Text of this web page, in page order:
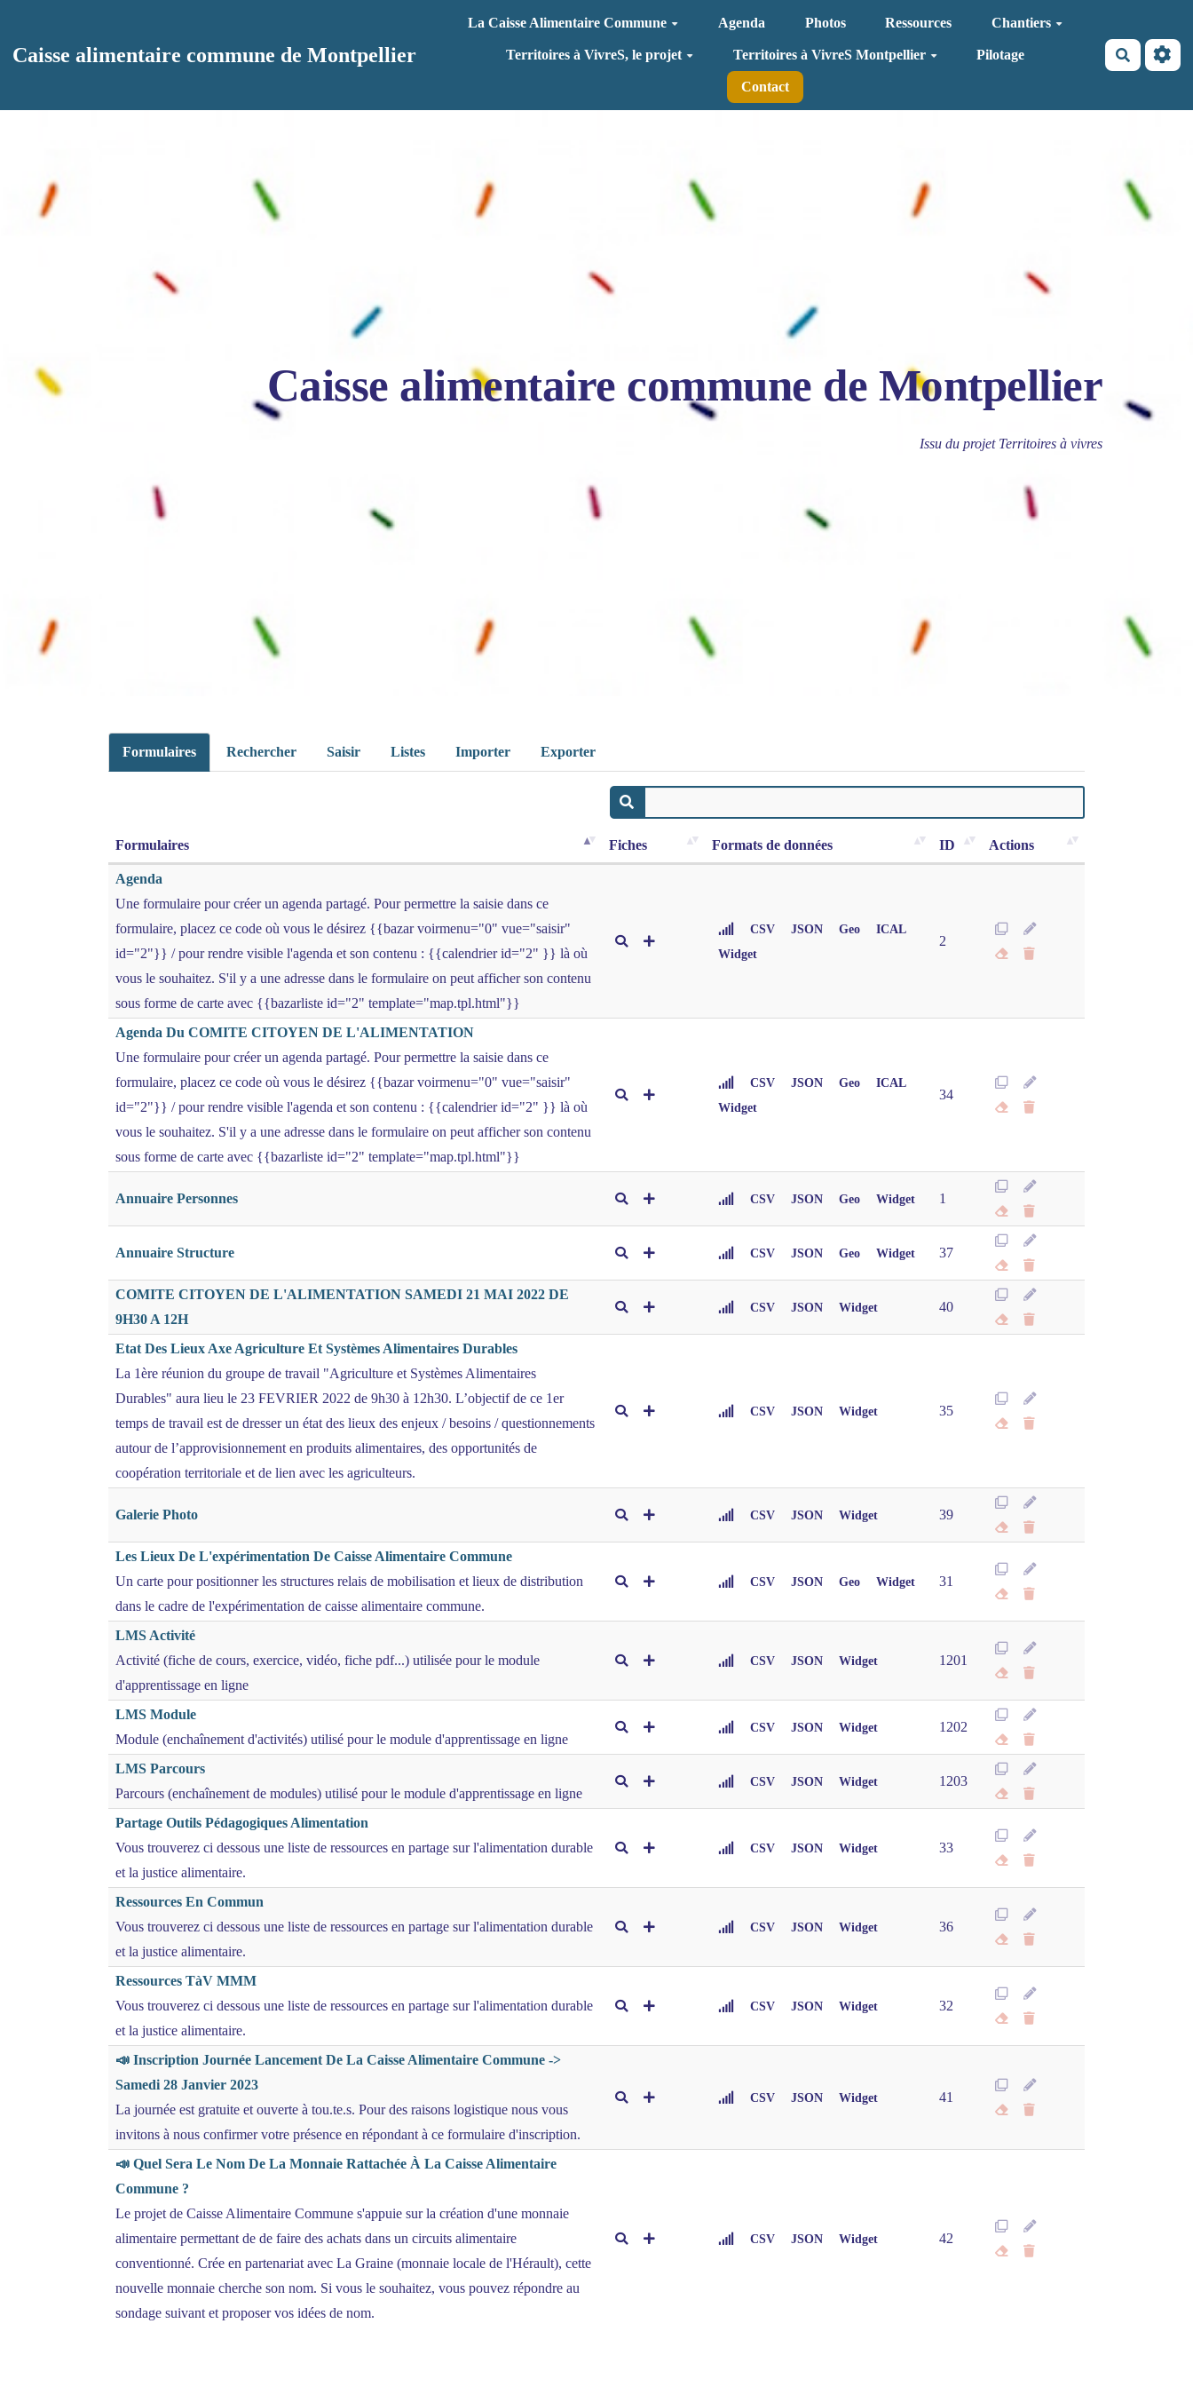
Caisse alimentaire commune de Montpellier
La Caisse Alimentaire Commune Agenda Photos Ressources Chantiers
Territoires à VivreS, le projet Territoires à VivreS Montpellier Pilotage
Contact
Caisse alimentaire commune de Montpellier
Issu du projet Territoires à vivres
Formulaires Rechercher Saisir Listes Importer Exporter
Formulaires Fiches Formats de données ID Actions
Agenda
Une formulaire pour créer un agenda partagé. Pour permettre la saisie dans ce
formulaire, placez ce code où vous le désirez {{bazar voirmenu="0" vue="saisir"
id="2"}} / pour rendre visible l'agenda et son contenu : {{calendrier id="2" }} là où
vous le souhaitez. S'il y a une adresse dans le formulaire on peut afficher son contenu
sous forme de carte avec {{bazarliste id="2" template="map.tpl.html"}}
CSV JSON Geo
ICAL
Widget
2
Agenda Du COMITE CITOYEN DE L'ALIMENTATION
Une formulaire pour créer un agenda partagé. Pour permettre la saisie dans ce
formulaire, placez ce code où vous le désirez {{bazar voirmenu="0" vue="saisir"
id="2"}} / pour rendre visible l'agenda et son contenu : {{calendrier id="2" }} là où
vous le souhaitez. S'il y a une adresse dans le formulaire on peut afficher son contenu
sous forme de carte avec {{bazarliste id="2" template="map.tpl.html"}}
CSV JSON Geo
ICAL
Widget
34
Annuaire Personnes CSV JSON Geo Widget 1
Annuaire Structure CSV JSON Geo Widget 37
COMITE CITOYEN DE L'ALIMENTATION SAMEDI 21 MAI 2022 DE
9H30 A 12H
CSV JSON Widget 40
Etat Des Lieux Axe Agriculture Et Systèmes Alimentaires Durables
La 1ère réunion du groupe de travail "Agriculture et Systèmes Alimentaires
Durables" aura lieu le 23 FEVRIER 2022 de 9h30 à 12h30. L’objectif de ce 1er
temps de travail est de dresser un état des lieux des enjeux / besoins / questionnements
autour de l’approvisionnement en produits alimentaires, des opportunités de
coopération territoriale et de lien avec les agriculteurs.
CSV JSON Widget 35
Galerie Photo CSV JSON Widget 39
Les Lieux De L'expérimentation De Caisse Alimentaire Commune
Un carte pour positionner les structures relais de mobilisation et lieux de distribution
dans le cadre de l'expérimentation de caisse alimentaire commune.
CSV JSON Geo Widget 31
LMS Activité
Activité (fiche de cours, exercice, vidéo, fiche pdf...) utilisée pour le module
d'apprentissage en ligne
CSV JSON Widget 1201
LMS Module
Module (enchaînement d'activités) utilisé pour le module d'apprentissage en ligne
CSV JSON Widget 1202
LMS Parcours
Parcours (enchaînement de modules) utilisé pour le module d'apprentissage en ligne
CSV JSON Widget 1203
Partage Outils Pédagogiques Alimentation
Vous trouverez ci dessous une liste de ressources en partage sur l'alimentation durable
et la justice alimentaire.
CSV JSON Widget 33
Ressources En Commun
Vous trouverez ci dessous une liste de ressources en partage sur l'alimentation durable
et la justice alimentaire.
CSV JSON Widget 36
Ressources TàV MMM
Vous trouverez ci dessous une liste de ressources en partage sur l'alimentation durable
et la justice alimentaire.
CSV JSON Widget 32
📣 Inscription Journée Lancement De La Caisse Alimentaire Commune ->
Samedi 28 Janvier 2023
La journée est gratuite et ouverte à tou.te.s. Pour des raisons logistique nous vous
invitons à nous confirmer votre présence en répondant à ce formulaire d'inscription.
CSV JSON Widget 41
📣 Quel Sera Le Nom De La Monnaie Rattachée À La Caisse Alimentaire
Commune ?
Le projet de Caisse Alimentaire Commune s'appuie sur la création d'une monnaie
alimentaire permettant de de faire des achats dans un circuits alimentaire
conventionné. Crée en partenariat avec La Graine (monnaie locale de l'Hérault), cette
nouvelle monnaie cherche son nom. Si vous le souhaitez, vous pouvez répondre au
sondage suivant et proposer vos idées de nom.
CSV JSON Widget 42